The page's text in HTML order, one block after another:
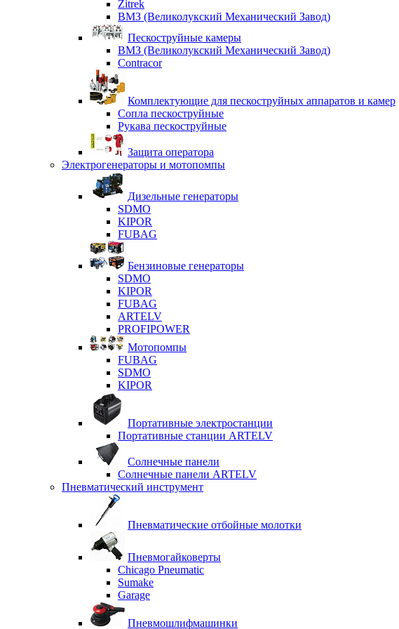
Zitrek
ВМЗ (Великолукский Механический Завод)
Пескоструйные камеры
ВМЗ (Великолукский Механический Завод)
Contracor
Комплектующие для пескоструйных аппаратов и камер
Сопла пескоструйные
Рукава пескоструйные
Защита оператора
Электрогенераторы и мотопомпы
Дизельные генераторы
SDMO
KIPOR
FUBAG
Бензиновые генераторы
SDMO
KIPOR
FUBAG
ARTELV
PROFIPOWER
Мотопомпы
FUBAG
SDMO
KIPOR
Портативные электростанции
Портативные станции ARTELV
Солнечные панели
Солнечные панели ARTELV
Пневматический инструмент
Пневматические отбойные молотки
Пневмогайковерты
Chicago Pneumatic
Sumake
Garage
Пневмошлифмашинки